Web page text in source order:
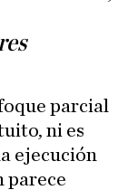
parcial
ni es
ejecución
parece